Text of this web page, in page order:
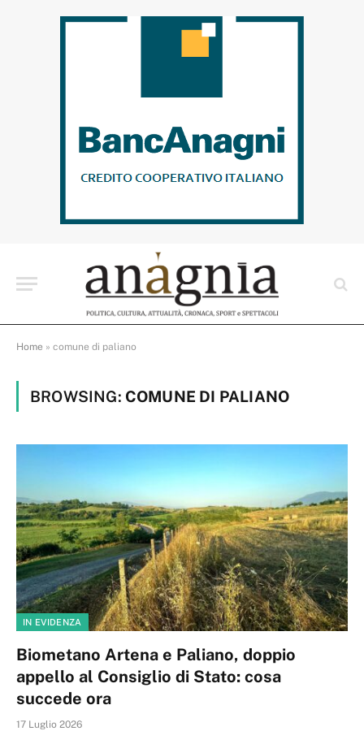
Home » comune di paliano
BROWSING: COMUNE DI PALIANO
IN EVIDENZA
Biometano Artena e Paliano, doppio
appello al Consiglio di Stato: cosa
succede ora
17 Luglio 2026